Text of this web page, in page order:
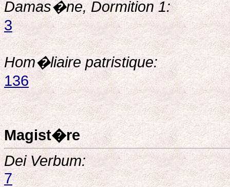
Damas�ne, Dormition 1:
3
Hom�liaire patristique:
136
Magist�re
Dei Verbum:
7